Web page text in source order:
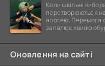
Коли шкільні
перетворюються
апогею. Перемога
запалює хвилю
Оновлення на сайті